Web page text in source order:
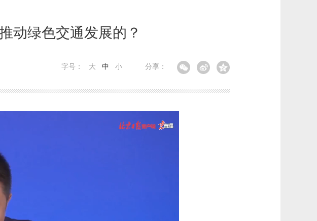
动绿色交通发展的？
分享：
字号： 大 中 小